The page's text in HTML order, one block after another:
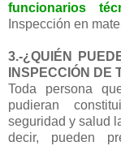
funcionarios
Inspección en
3.-¿QUIÉN
INSPECCIÓN
Toda persona
pudieran
seguridad y salud
decir, pueden